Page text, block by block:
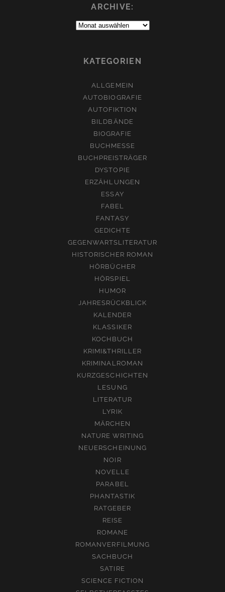
ARCHIVE:
Archive:
KATEGORIEN
ALLGEMEIN
AUTOBIOGRAFIE
AUTOFIKTION
BILDBÄNDE
BIOGRAFIE
BUCHMESSE
BUCHPREISTRÄGER
DYSTOPIE
ERZÄHLUNGEN
ESSAY
FABEL
FANTASY
GEDICHTE
GEGENWARTSLITERATUR
HISTORISCHER ROMAN
HÖRBÜCHER
HÖRSPIEL
HUMOR
JAHRESRÜCKBLICK
KALENDER
KLASSIKER
KOCHBUCH
KRIMI&THRILLER
KRIMINALROMAN
KURZGESCHICHTEN
LESUNG
LITERATUR
LYRIK
MÄRCHEN
NATURE WRITING
NEUERSCHEINUNG
NOIR
NOVELLE
PARABEL
PHANTASTIK
RATGEBER
REISE
ROMANE
ROMANVERFILMUNG
SACHBUCH
SATIRE
SCIENCE FICTION